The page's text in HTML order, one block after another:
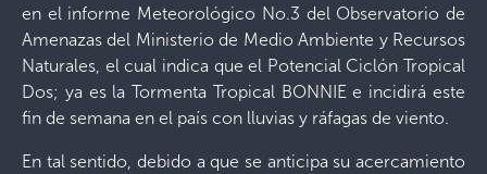
en el informe Meteorológico No.3 del Observatorio de
Amenazas del Ministerio de Medio Ambiente y Recursos
Naturales, el cual indica que el Potencial Ciclón Tropical
Dos; ya es la Tormenta Tropical BONNIE e incidirá este
fin de semana en el país con lluvias y ráfagas de viento.
En tal sentido, debido a que se anticipa su acercamiento